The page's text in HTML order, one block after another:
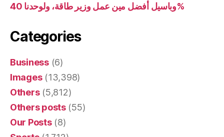
وباسيل أفضل مين عمل وزير طاقة، ولوحدنا 40%
Categories
Business(6)
Images(13,398)
Others(5,812)
Others posts(55)
Our Posts(8)